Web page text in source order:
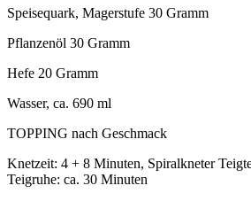
Speisequark, Magerstufe 30 Gramm
Pflanzenöl 30 Gramm
Hefe 20 Gramm
Wasser, ca. 690 ml
TOPPING nach Geschmack
Knetzeit: 4 + 8 Minuten, Spiralkneter
Teigruhe: ca. 30 Minuten